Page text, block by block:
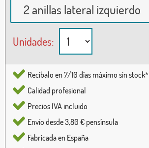
2 anillas lateral izquierdo
Unidades:
Recíbalo en 7/10 días máximo sin stock*
Calidad profesional
Precios IVA incluido
Envío desde 3,80 € pensínsula
Fabricada en España